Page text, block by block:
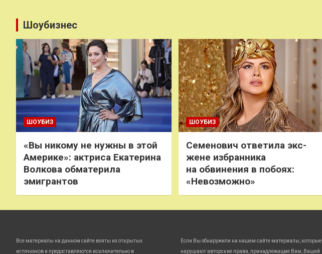
Шоубизнес
ШОУБИЗ
«Вы никому не нужны в этой
Америке»: актриса Екатерина
Волкова обматерила
эмигрантов
ШОУБИЗ
Семенович ответила экс-
жене избранника
на обвинения в побоях:
«Невозможно»
Все материалы на данном сайте взяты из открытых
источников и предоставляются исключительно в
Если Вы обнаружили на нашем сайте материалы, которые
нарушают авторские права, принадлежащие Вам, Вашей